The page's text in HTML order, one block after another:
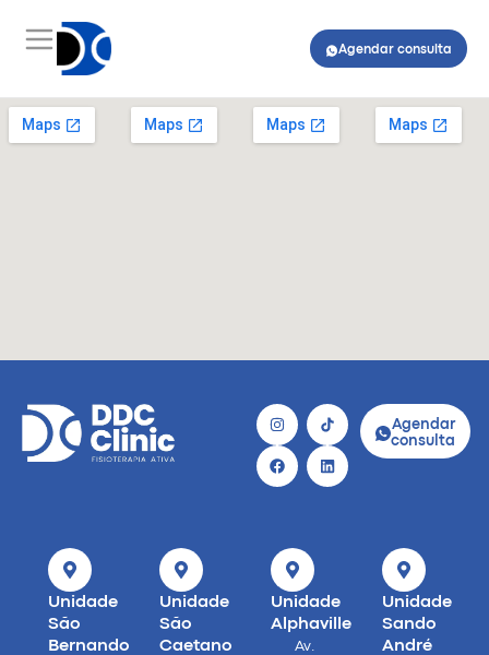
Agendar consulta
Agendar
consulta
Unidade
São
Bernando
Unidade
São
Caetano
Unidade
Alphaville
Av.
Unidade
Sando
André